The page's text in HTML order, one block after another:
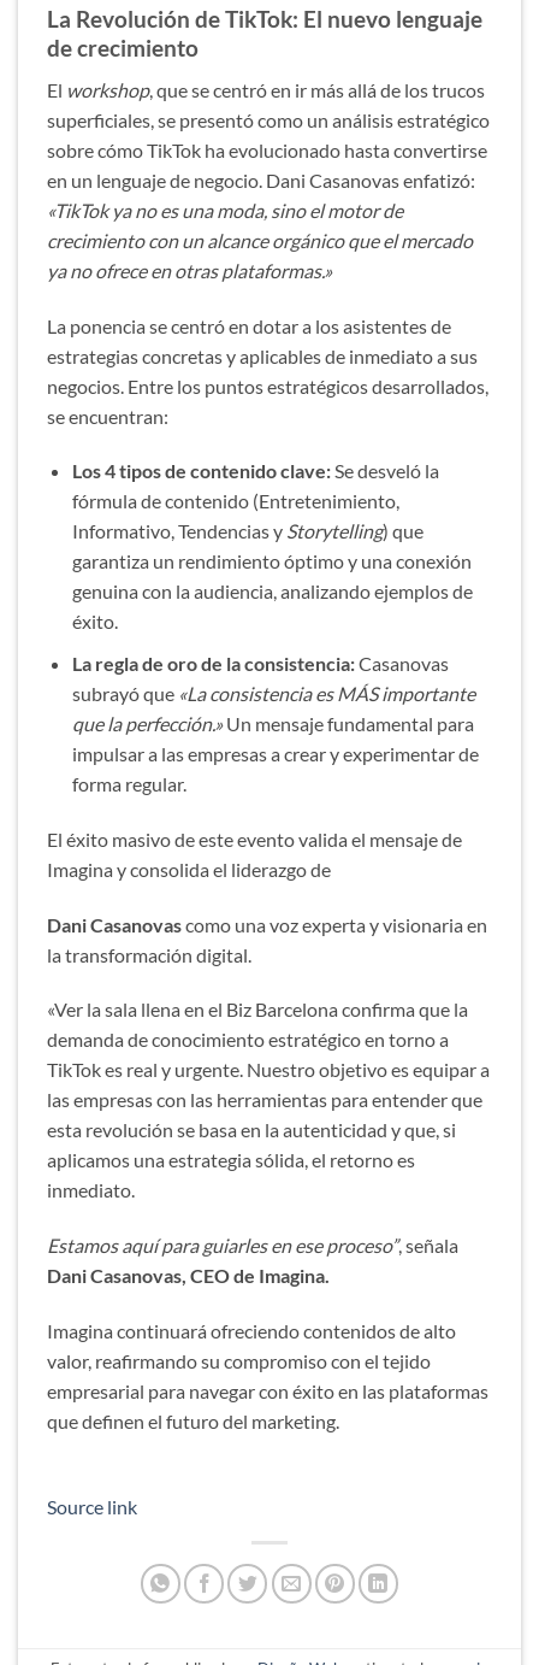
La Revolución de TikTok: El nuevo lenguaje
de crecimiento
El workshop, que se centró en ir más allá de los trucos
superficiales, se presentó como un análisis estratégico
sobre cómo TikTok ha evolucionado hasta convertirse
en un lenguaje de negocio. Dani Casanovas enfatizó:
«TikTok ya no es una moda, sino el motor de
crecimiento con un alcance orgánico que el mercado
ya no ofrece en otras plataformas.»
La ponencia se centró en dotar a los asistentes de
estrategias concretas y aplicables de inmediato a sus
negocios. Entre los puntos estratégicos desarrollados,
se encuentran:
Los 4 tipos de contenido clave:Se desveló la
fórmula de contenido (Entretenimiento,
Informativo, Tendencias y Storytelling) que
garantiza un rendimiento óptimo y una conexión
genuina con la audiencia, analizando ejemplos de
éxito.
La regla de oro de la consistencia:Casanovas
subrayó que «La consistencia es MÁS importante
que la perfección.»Un mensaje fundamental para
impulsar a las empresas a crear y experimentar de
forma regular.
El éxito masivo de este evento valida el mensaje de
Imagina y consolida el liderazgo de
Dani Casanovascomo una voz experta y visionaria en
la transformación digital.
«Ver la sala llena en el Biz Barcelona confirma que la
demanda de conocimiento estratégico en torno a
TikTok es real y urgente. Nuestro objetivo es equipar a
las empresas con las herramientas para entender que
esta revolución se basa en la autenticidad y que, si
aplicamos una estrategia sólida, el retorno es
inmediato.
Estamos aquí para guiarles en ese proceso”, señala
Dani Casanovas, CEO de Imagina.
Imagina continuará ofreciendo contenidos de alto
valor, reafirmando su compromiso con el tejido
empresarial para navegar con éxito en las plataformas
que definen el futuro del marketing.
Source link